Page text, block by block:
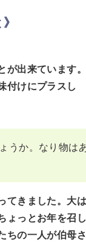
》
が出来ています
付けにプラスし
うか。なり物は
てきました。大
ょっとお年を召
ちの一人が伯母